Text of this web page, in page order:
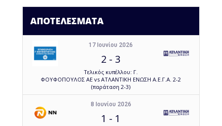
ΑΠΟΤΕΛΕΣΜΑΤΑ
17 Ιουνίου 2026
2 - 3
Τελικός κυπέλλου: Γ.
ΦΟΥΦΟΠΟΥΛΟΣ ΑΕ vs ΑΤΛΑΝΤΙΚΗ ΕΝΩΣΗ Α.Ε.Γ.Α. 2-2
(παράταση 2-3)
8 Ιουνίου 2026
1 - 1